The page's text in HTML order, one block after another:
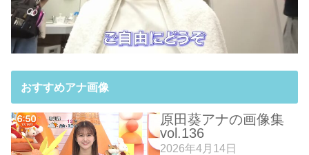
おすすめアナ画像
原田葵アナの画像集
vol.136
2026年4月14日